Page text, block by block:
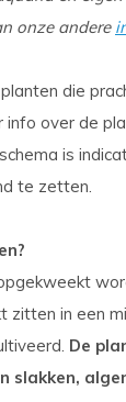
onze andere
die
info over de
is
te zetten.
zitten in een
De
slakken,